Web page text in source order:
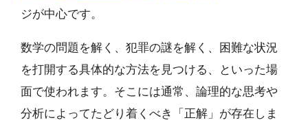
ジが中心です。
数学の問題を解く、犯罪の謎を解く、困難な状況
を打開する具体的な方法を見つける、といった場
面で使われます。そこには通常、論理的な思考や
分析によってたどり着くべき「正解」が存在しま